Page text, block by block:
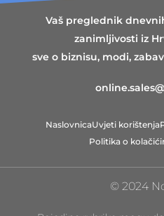
Vaš preglednik
zanimljivosti iz
sve o biznisu, modi,
NaslovnicaUvjeti korištenja
Politika o
© 2024